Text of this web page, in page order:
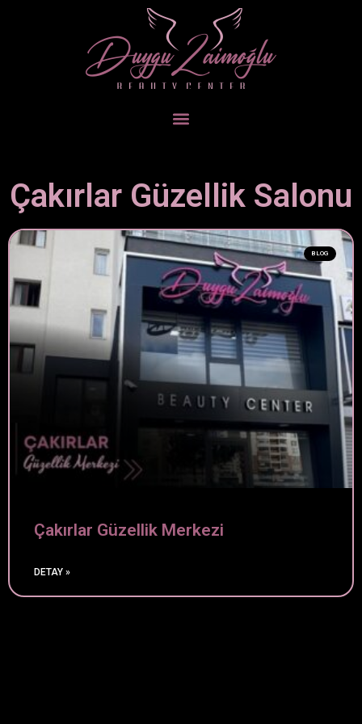
Çakırlar Güzellik Salonu
BLOG
Çakırlar Güzellik Merkezi
DETAY »